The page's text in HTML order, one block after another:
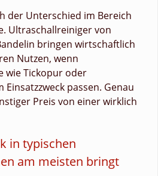
der Unterschied im Bereich
Ultraschallreiniger von
bringen wirtschaftlich
Nutzen, wenn
wie Tickopur oder
passen. Genau
Preis von einer wirklich
in typischen
am meisten bringt